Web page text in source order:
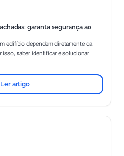
garanta segurança ao
edifício dependem diretamente da
isso, saber identificar e solucionar
Ler artigo